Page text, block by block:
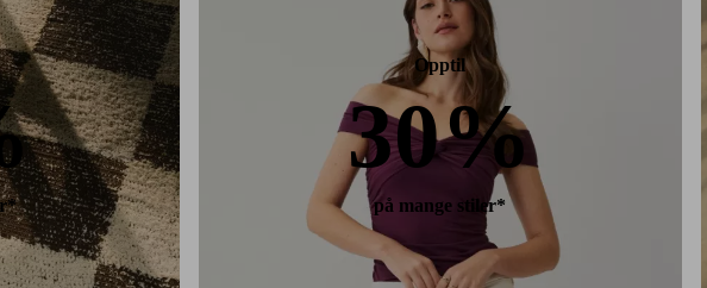
Opptil
30%
på mange stiler*